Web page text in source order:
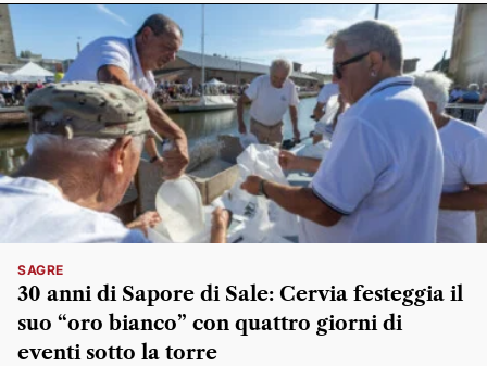
SAGRE
30 anni di Sapore di Sale: Cervia festeggia il
suo “oro bianco” con quattro giorni di
eventi sotto la torre